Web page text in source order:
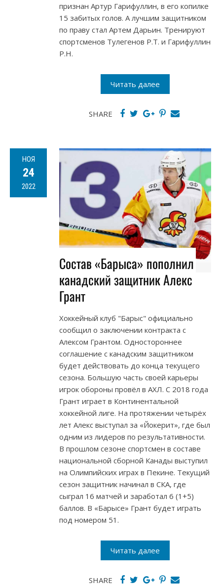
признан Артур Гарифуллин, в его копилке
15 забитых голов. А лучшим защитником
по праву стал Артем Дарьин. Тренируют
спортсменов Тулегенов Р.Т. и Гарифуллин
Р.Н.
Читать далее
SHARE
НОЯ
24
2022
Состав «Барыса» пополнил
канадский защитник Алекс
Грант
Хоккейный клуб "Барыс" официально
сообщил о заключении контракта с
Алексом Грантом. Одностороннее
соглашение с канадским защитником
будет действовать до конца текущего
сезона. Большую часть своей карьеры
игрок обороны провёл в АХЛ. С 2018 года
Грант играет в Континентальной
хоккейной лиге. На протяжении четырёх
лет Алекс выступал за «Йокерит», где был
одним из лидеров по результативности.
В прошлом сезоне спортсмен в составе
национальной сборной Канады выступил
на Олимпийских играх в Пекине. Текущий
сезон защитник начинал в СКА, где
сыграл 16 матчей и заработал 6 (1+5)
баллов. В «Барысе» Грант будет играть
под номером 51.
Читать далее
SHARE